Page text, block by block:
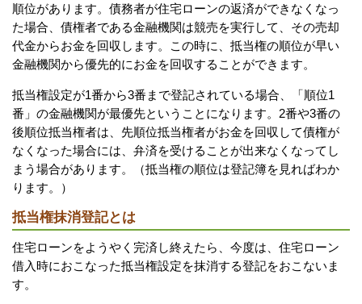
順位があります。債務者が住宅ローンの返済ができなくなっ
た場合、債権者である金融機関は競売を実行して、その売却
代金からお金を回収します。この時に、抵当権の順位が早い
金融機関から優先的にお金を回収することができます。
抵当権設定が1番から3番まで登記されている場合、「順位1
番」の金融機関が最優先ということになります。2番や3番の
後順位抵当権者は、先順位抵当権者がお金を回収して債権が
なくなった場合には、弁済を受けることが出来なくなってし
まう場合があります。（抵当権の順位は登記簿を見ればわか
ります。）
抵当権抹消登記とは
住宅ローンをようやく完済し終えたら、今度は、住宅ローン
借入時におこなった抵当権設定を抹消する登記をおこないま
す。